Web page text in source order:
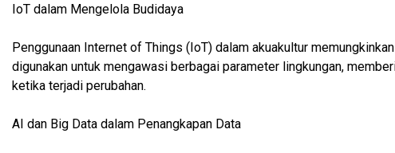
IoT dalam Mengelola Budidaya
Penggunaan Internet of Things (IoT) dalam akuakultur
digunakan untuk mengawasi berbagai parameter lingkungan,
ketika terjadi perubahan.
AI dan Big Data dalam Penangkapan Data